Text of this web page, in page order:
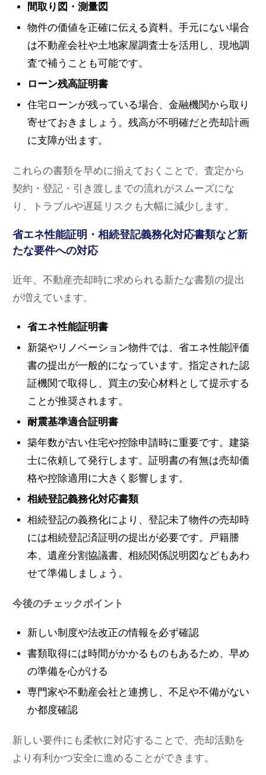
間取り図・測量図
物件の価値を正確に伝える資料。手元にない場合
は不動産会社や土地家屋調査士を活用し、現地調
査で補うことも可能です。
ローン残高証明書
住宅ローンが残っている場合、金融機関から取り
寄せておきましょう。残高が不明確だと売却計画
に支障が出ます。
これらの書類を早めに揃えておくことで、査定から
契約・登記・引き渡しまでの流れがスムーズにな
り、トラブルや遅延リスクも大幅に減少します。
省エネ性能証明・相続登記義務化対応書類など新
たな要件への対応
近年、不動産売却時に求められる新たな書類の提出
が増えています。
省エネ性能証明書
新築やリノベーション物件では、省エネ性能評価
書の提出が一般的になっています。指定された認
証機関で取得し、買主の安心材料として提示する
ことが推奨されます。
耐震基準適合証明書
築年数が古い住宅や控除申請時に重要です。建築
士に依頼して発行します。証明書の有無は売却価
格や控除適用に大きく影響します。
相続登記義務化対応書類
相続登記の義務化により、登記未了物件の売却時
には相続登記済証明の提出が必要です。戸籍謄
本、遺産分割協議書、相続関係説明図などもあわ
せて準備しましょう。
今後のチェックポイント
新しい制度や法改正の情報を必ず確認
書類取得には時間がかかるものもあるため、早め
の準備を心がける
専門家や不動産会社と連携し、不足や不備がない
か都度確認
新しい要件にも柔軟に対応することで、売却活動を
より有利かつ安全に進めることができます。